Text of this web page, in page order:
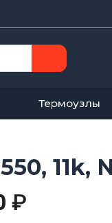
Термоузлы
11k,
₽